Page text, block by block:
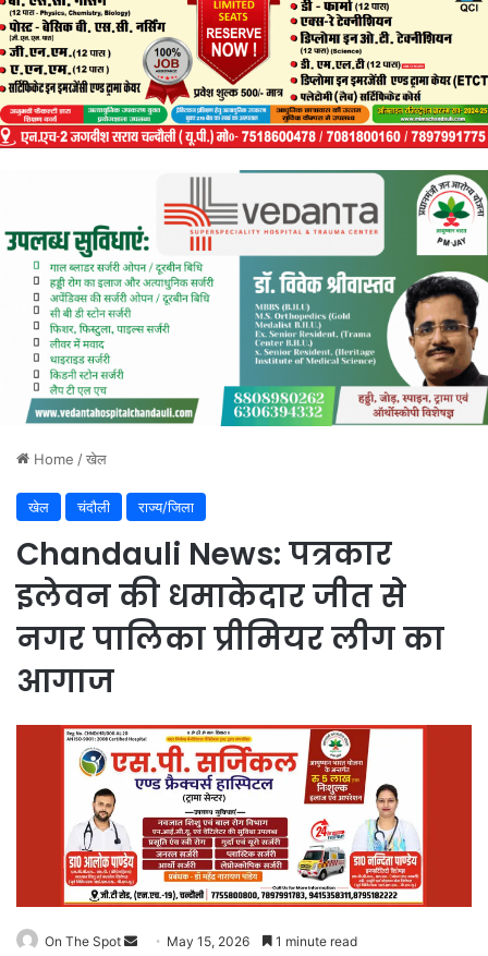
Home /खेल
खेल चंदौली राज्य/जिला
Chandauli News: पत्रकार
इलेवन की धमाकेदार जीत से
नगर पालिका प्रीमियर लीग का
आगाज
On The Spot
SendMay 15, 2026 1 minute read